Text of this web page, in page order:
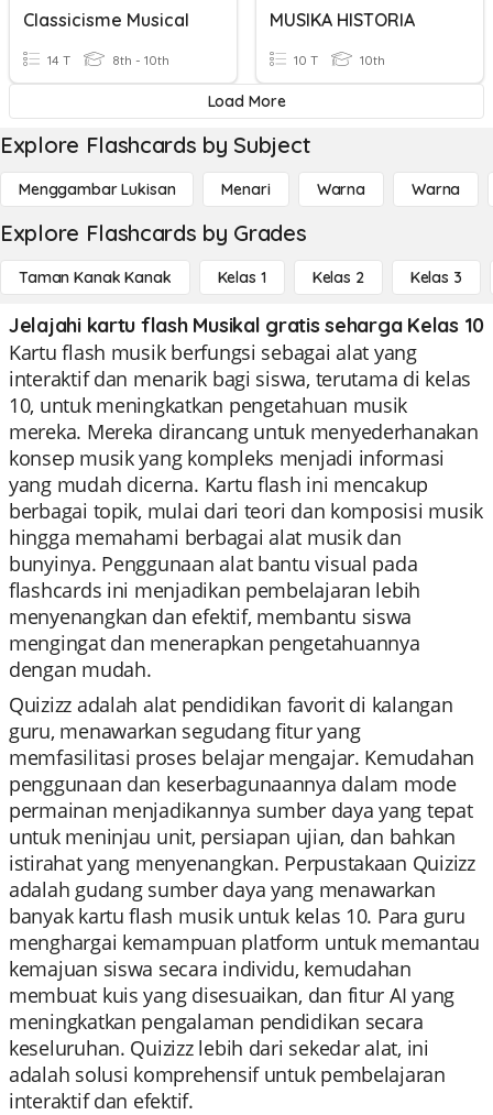
Classicisme Musical
14 T 8th - 10th
MUSIKA HISTORIA
10 T 10th
Load More
Explore Flashcards by Subject
Menggambar Lukisan Menari Warna Warna
Explore Flashcards by Grades
Taman Kanak Kanak Kelas 1 Kelas 2 Kelas 3
Jelajahi kartu flash Musikal gratis seharga Kelas 10
Kartu flash musik berfungsi sebagai alat yang
interaktif dan menarik bagi siswa, terutama di kelas
10, untuk meningkatkan pengetahuan musik
mereka. Mereka dirancang untuk menyederhanakan
konsep musik yang kompleks menjadi informasi
yang mudah dicerna. Kartu flash ini mencakup
berbagai topik, mulai dari teori dan komposisi musik
hingga memahami berbagai alat musik dan
bunyinya. Penggunaan alat bantu visual pada
flashcards ini menjadikan pembelajaran lebih
menyenangkan dan efektif, membantu siswa
mengingat dan menerapkan pengetahuannya
dengan mudah.
Quizizz adalah alat pendidikan favorit di kalangan
guru, menawarkan segudang fitur yang
memfasilitasi proses belajar mengajar. Kemudahan
penggunaan dan keserbagunaannya dalam mode
permainan menjadikannya sumber daya yang tepat
untuk meninjau unit, persiapan ujian, dan bahkan
istirahat yang menyenangkan. Perpustakaan Quizizz
adalah gudang sumber daya yang menawarkan
banyak kartu flash musik untuk kelas 10. Para guru
menghargai kemampuan platform untuk memantau
kemajuan siswa secara individu, kemudahan
membuat kuis yang disesuaikan, dan fitur AI yang
meningkatkan pengalaman pendidikan secara
keseluruhan. Quizizz lebih dari sekedar alat, ini
adalah solusi komprehensif untuk pembelajaran
interaktif dan efektif.